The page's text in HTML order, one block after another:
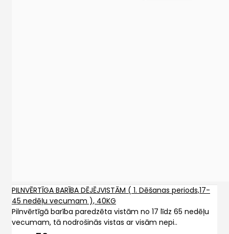
PILNVĒRTĪGA BARĪBA DĒJĒJVISTĀM ( 1. Dēšanas periods,17-
45 nedēļu vecumam ), 40KG
Pilnvērtīgā barība paredzēta vistām no 17 līdz 65 nedēļu
vecumam, tā nodrošinās vistas ar visām nepi..